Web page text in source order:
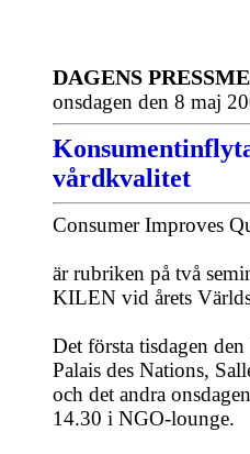
DAGENS
onsdagen den 8 maj
vårdkvalitet
Consumer Improves
är rubriken på två
KILEN vid årets
Det första tisdagen
Palais des Nations,
och det andra
14.30 i NGO-lounge.